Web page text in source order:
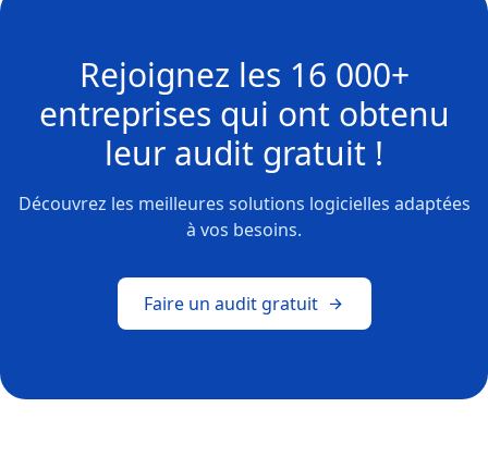
Rejoignez les 16 000+
entreprises qui ont obtenu
leur audit gratuit !
Découvrez les meilleures solutions logicielles adaptées
à vos besoins.
Faire un audit gratuit